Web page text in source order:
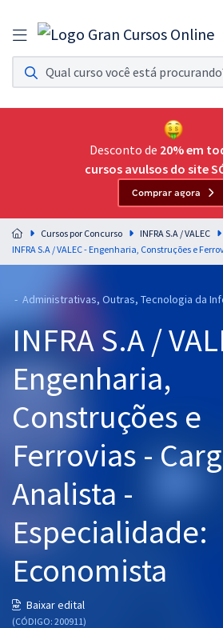
Assinatura Ilimitada 11
Acesso a todos os cursos. Teste grátis por 7 dias!
Assinatura OAB Até Passar
Acesso ilimitado a toda preparação para o Exame
Residências Multiprofissionais
Preparação completa e intensiva para as
residências em saúde do Brasil
Cursos 20% OFF
Pós
Graduação
OAB
Mentorias
Questões grátis
Aprovados
Desconto de 20% em
cursos avulsos do site
Comprar agora
Cursos por Concurso
INFRA S.A / VALEC
- Administrativas, Outras, Tecnologia da
INFRA S.A /
Engenharia,
Construções e
Ferrovias -
Analista -
Especialidade:
Economista
Baixar edital
(CÓDIGO: 200911)